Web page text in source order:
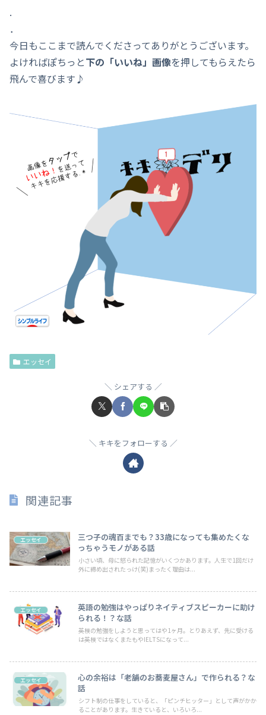
.
．
今日もここまで読んでくださってありがとうございます。
よければぽちっと下の「いいね」画像を押してもらえたら
飛んで喜びます♪
エッセイ
シェアする
キキをフォローする
関連記事
エッセイ
三つ子の魂百までも？33歳になっても集めたくな
っちゃうモノがある話
小さい頃、母に怒られた記憶がいくつかあります。人生で1回だけ
外に締め出されたっけ(笑)まったく理由は...
エッセイ
英語の勉強はやっぱりネイティブスピーカーに助け
られる！？な話
英検の勉強をしようと思ってはや1ヶ月。とりあえず、先に受ける
は英検ではなくまたもやIELTSになって...
エッセイ
心の余裕は「老舗のお蕎麦屋さん」で作られる？な
話
シフト制の仕事をしていると、「ピンチヒッター」として声がかか
ることがあります。生きていると、いろいろ...